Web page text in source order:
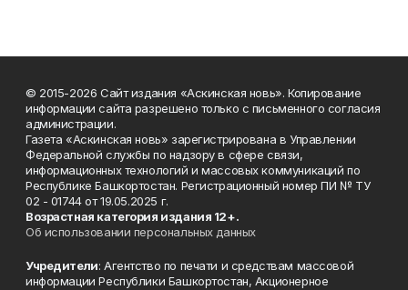
© 2015-2026 Сайт издания «Аскинская новь». Копирование
информации сайта разрешено только с письменного согласия
администрации.
Газета «Аскинская новь» зарегистрирована в Управлении
Федеральной службы по надзору в сфере связи,
информационных технологий и массовых коммуникаций по
Республике Башкортостан. Регистрационный номер ПИ № ТУ
02 - 01744 от 19.05.2025 г.
Возрастная категория издания 12+.
Об использовании персональных данных
Учредители: Агентство по печати и средствам массовой
информации Республики Башкортостан, Акционерное